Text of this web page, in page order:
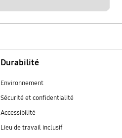
Durabilité
Environnement
Sécurité et confidentialité
Accessibilité
Lieu de travail inclusif